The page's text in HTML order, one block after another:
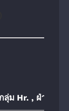
กลุ่ม Hr. , ฝ่ายปร